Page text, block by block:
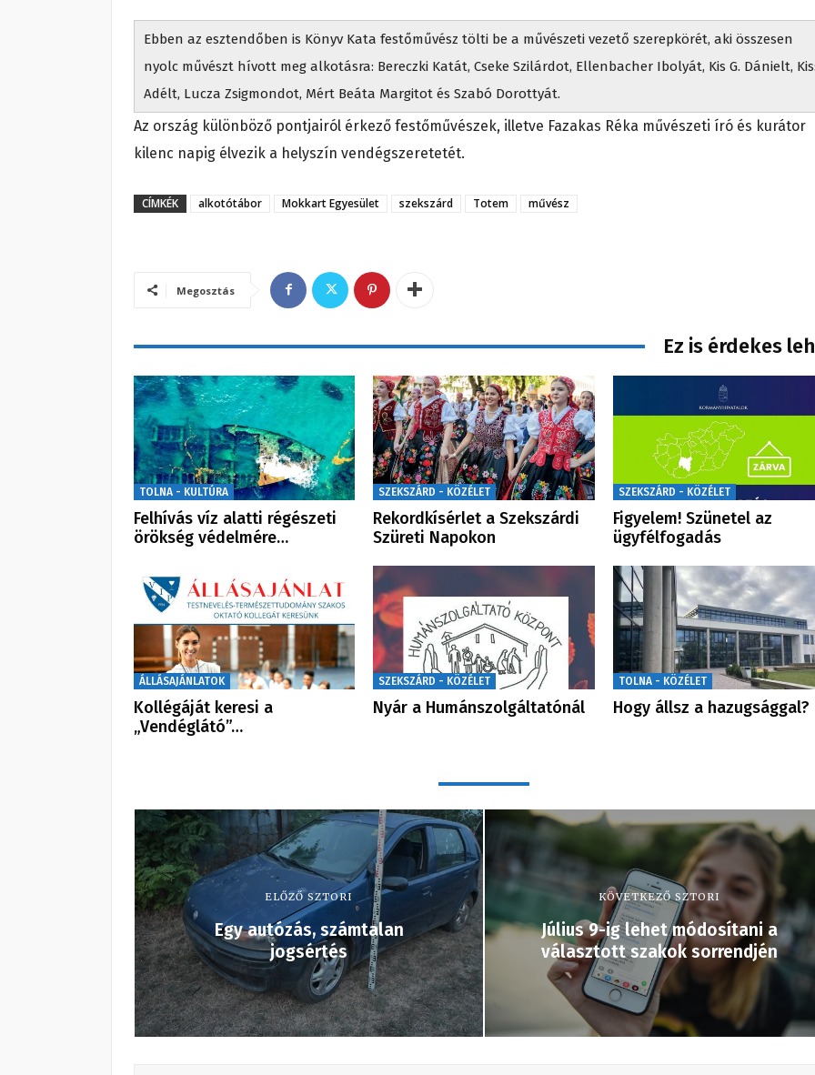
Ebben az esztendőben is Könyv Kata festőművész tölti be a művészeti vezető szerepkörét, aki összesen
nyolc művészt hívott meg alkotásra: Bereczki Katát, Cseke Szilárdot, Ellenbacher Ibolyát, Kis G. Dánielt,
Adélt, Lucza Zsigmondot, Mért Beáta Margitot és Szabó Dorottyát.
Az ország különböző pontjairól érkező festőművészek, illetve Fazakas Réka művészeti író és kurátor
kilenc napig élvezik a helyszín vendégszeretetét.
CÍMKÉK alkotótábor Mokkart Egyesület szekszárd Totem művész
Megosztás
Ez is érdekes
TOLNA - KULTÚRA
Felhívás víz alatti régészeti
örökség védelmére…
SZEKSZÁRD - KÖZÉLET
Rekordkísérlet a Szekszárdi
Szüreti Napokon
SZEKSZÁRD - KÖZÉLET
Figyelem! Szünetel az
ügyfélfogadás
ÁLLÁSAJÁNLATOK
Kollégáját keresi a
„Vendéglátó”…
SZEKSZÁRD - KÖZÉLET
Nyár a Humánszolgáltatónál
TOLNA - KÖZÉLET
Hogy állsz a hazugsággal?
ELŐZŐ SZTORI
Egy autózás, számtalan
jogsértés
KÖVETKEZŐ SZTORI
Július 9-ig lehet módosítani a
választott szakok sorrendjén